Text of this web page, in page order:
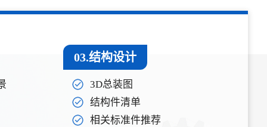
03.结构设计
3D总装图
结构件清单
相关标准件推荐